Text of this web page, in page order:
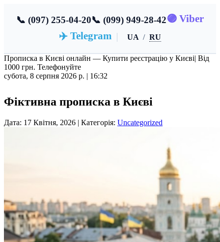
📞 (097) 255-04-20📞 (099) 949-28-42🟣 Viber
✈️ Telegram
UA / RU
Прописка в Києві онлайн — Купити реєстрацію у Києві| Від
1000 грн. Телефонуйте
субота, 8 серпня 2026 р. | 16:32
Фіктивна прописка в Києві
Дата: 17 Квітня, 2026 | Категорія: Uncategorized